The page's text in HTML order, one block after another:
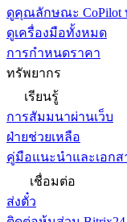
ดูคุณลักษณะ CoPilot
ดูเครื่องมือทั้งหมด
การกำหนดราคา
ทรัพยากร
เรียนรู้
การสัมมนาผ่านเว็บ
ฝ่ายช่วยเหลือ
คู่มือแนะนำและเอกส
เชื่อมต่อ
ส่งตั๋ว